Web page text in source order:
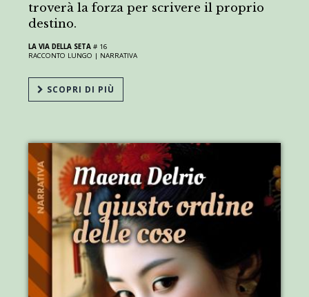
troverà la forza per scrivere il proprio
destino.
LA VIA DELLA SETA # 16
RACCONTO LUNGO | NARRATIVA
SCOPRI DI PIÙ